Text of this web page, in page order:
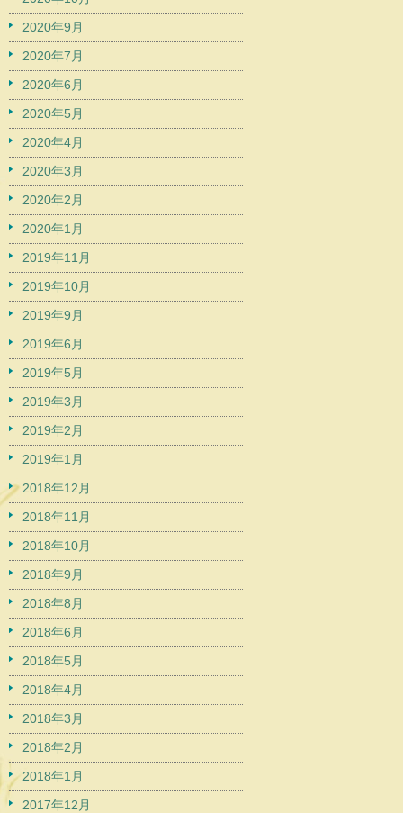
2020年9月
2020年7月
2020年6月
2020年5月
2020年4月
2020年3月
2020年2月
2020年1月
2019年11月
2019年10月
2019年9月
2019年6月
2019年5月
2019年3月
2019年2月
2019年1月
2018年12月
2018年11月
2018年10月
2018年9月
2018年8月
2018年6月
2018年5月
2018年4月
2018年3月
2018年2月
2018年1月
2017年12月